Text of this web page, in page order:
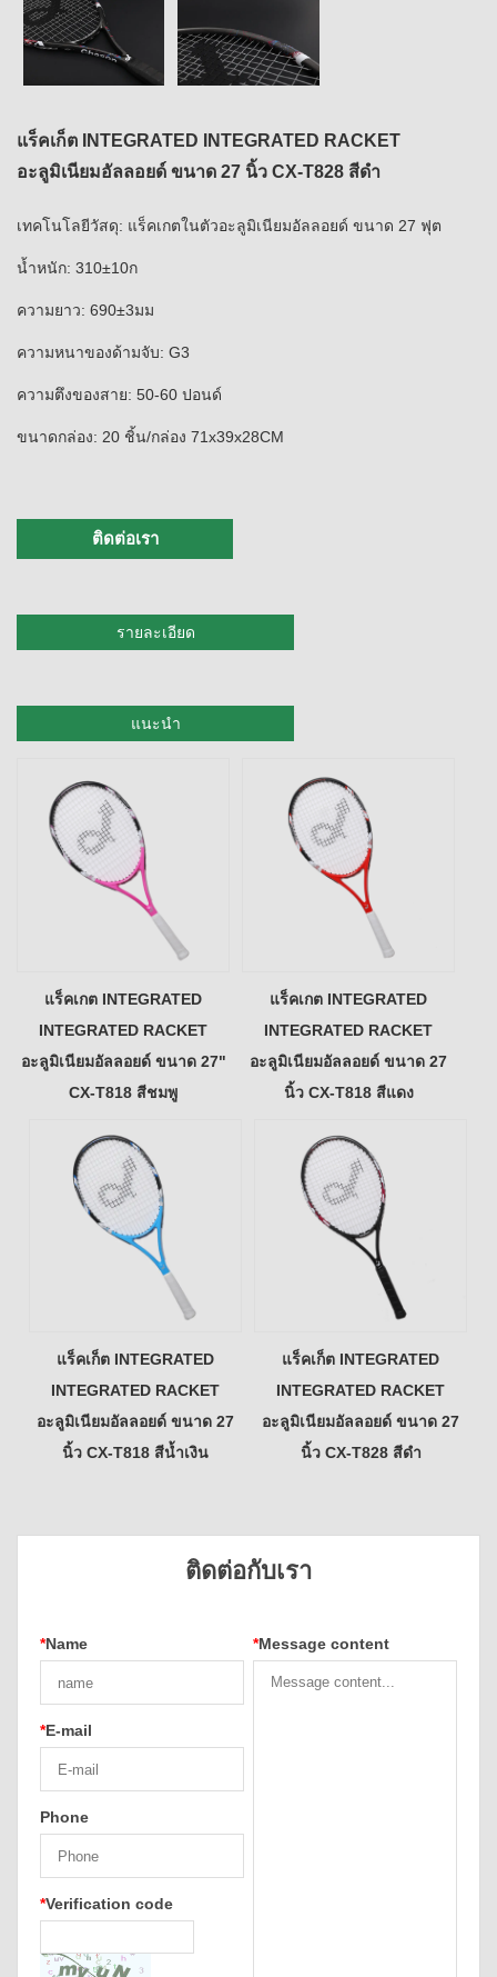
แร็คเก็ต INTEGRATED INTEGRATED RACKET
อะลูมิเนียมอัลลอยด์ ขนาด 27 นิ้ว CX-T828 สีดำ
เทคโนโลยีวัสดุ: แร็คเกตในตัวอะลูมิเนียมอัลลอยด์ ขนาด 27 ฟุต
น้ำหนัก: 310±10ก
ความยาว: 690±3มม
ความหนาของด้ามจับ: G3
ความตึงของสาย: 50-60 ปอนด์
ขนาดกล่อง: 20 ชิ้น/กล่อง 71x39x28CM
ติดต่อเรา
รายละเอียด
แนะนำ
แร็คเกต INTEGRATED
INTEGRATED RACKET
อะลูมิเนียมอัลลอยด์ ขนาด 27"
CX-T818 สีชมพู
แร็คเกต INTEGRATED
INTEGRATED RACKET
อะลูมิเนียมอัลลอยด์ ขนาด 27
นิ้ว CX-T818 สีแดง
แร็คเก็ต INTEGRATED
INTEGRATED RACKET
อะลูมิเนียมอัลลอยด์ ขนาด 27
นิ้ว CX-T818 สีน้ำเงิน
แร็คเก็ต INTEGRATED
INTEGRATED RACKET
อะลูมิเนียมอัลลอยด์ ขนาด 27
นิ้ว CX-T828 สีดำ
ติดต่อกับเรา
*Name
*E-mail
Phone
*Verification code
*Message content